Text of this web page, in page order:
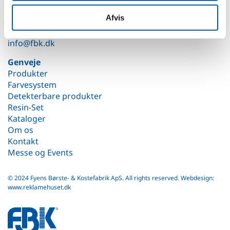
Afvis
Telefon:6614 3661
info@fbk.dk
Genveje
Produkter
Farvesystem
Detekterbare produkter
Resin-Set
Kataloger
Om os
Kontakt
Messe og Events
© 2024 Fyens Børste- & Kostefabrik ApS. All rights reserved.Webdesign:
www.reklamehuset.dk
fbk